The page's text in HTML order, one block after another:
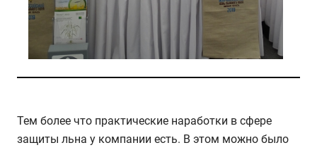
Тем более что практические наработки в сфере
защиты льна у компании есть. В этом можно было